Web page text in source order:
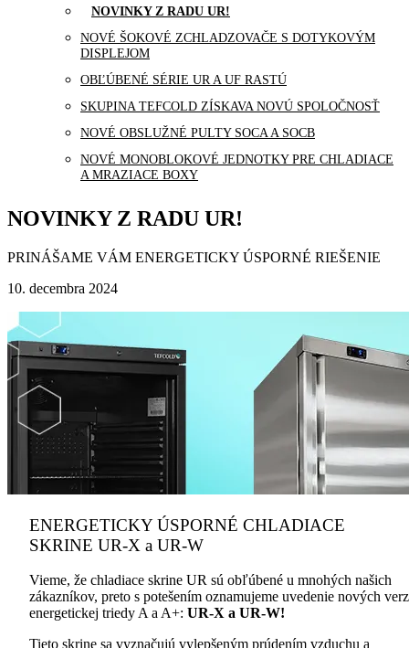
NOVINKY Z RADU UR!
NOVÉ ŠOKOVÉ ZCHLADZOVAČE S DOTYKOVÝM
DISPLEJOM
OBĽÚBENÉ SÉRIE UR A UF RASTÚ
SKUPINA TEFCOLD ZÍSKAVA NOVÚ SPOLOČNOSŤ
NOVÉ OBSLUŽNÉ PULTY SOCA A SOCB
NOVÉ MONOBLOKOVÉ JEDNOTKY PRE CHLADIACE
A MRAZIACE BOXY
NOVINKY Z RADU UR!
PRINÁŠAME VÁM ENERGETICKY ÚSPORNÉ RIEŠENIE
10. decembra 2024
ENERGETICKY ÚSPORNÉ CHLADIACE
SKRINE UR-X a UR-W
Vieme, že chladiace skrine UR sú obľúbené u mnohých našich
zákazníkov, preto s potešením oznamujeme uvedenie nových
energetickej triedy A a A+: UR-X a UR-W!
Tieto skrine sa vyznačujú vylepšeným prúdením vzduchu a